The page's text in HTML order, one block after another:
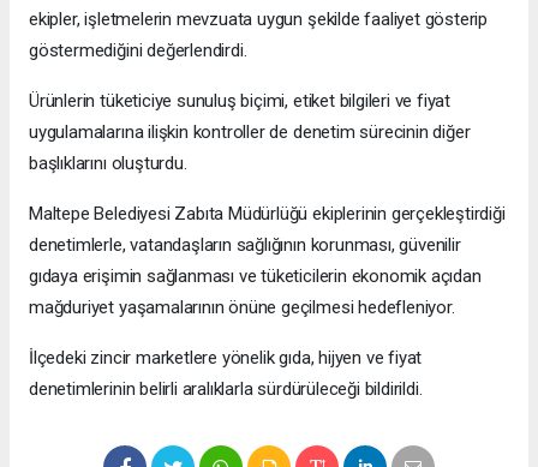
ekipler, işletmelerin mevzuata uygun şekilde faaliyet gösterip
göstermediğini değerlendirdi.
Ürünlerin tüketiciye sunuluş biçimi, etiket bilgileri ve fiyat
uygulamalarına ilişkin kontroller de denetim sürecinin diğer
başlıklarını oluşturdu.
Maltepe Belediyesi Zabıta Müdürlüğü ekiplerinin gerçekleştirdiği
denetimlerle, vatandaşların sağlığının korunması, güvenilir
gıdaya erişimin sağlanması ve tüketicilerin ekonomik açıdan
mağduriyet yaşamalarının önüne geçilmesi hedefleniyor.
İlçedeki zincir marketlere yönelik gıda, hijyen ve fiyat
denetimlerinin belirli aralıklarla sürdürüleceği bildirildi.